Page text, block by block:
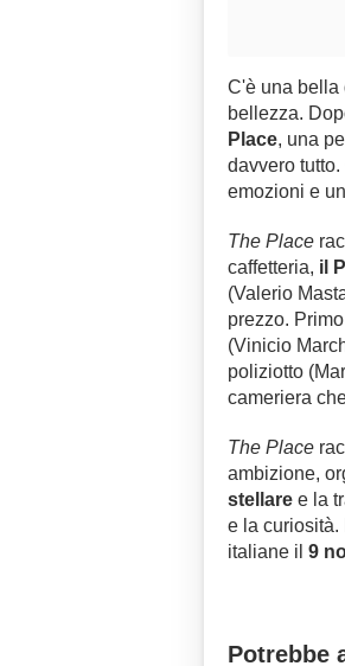
C'è una bella
bellezza.
Place, una
davvero
emozioni e
The Place
caffetteria, il
(Valerio
prezzo.
(Vinicio
poliziotto
cameriera
The Place
ambizione,
stellare e la
e la curiosità.
italiane il 9
Potrebbe